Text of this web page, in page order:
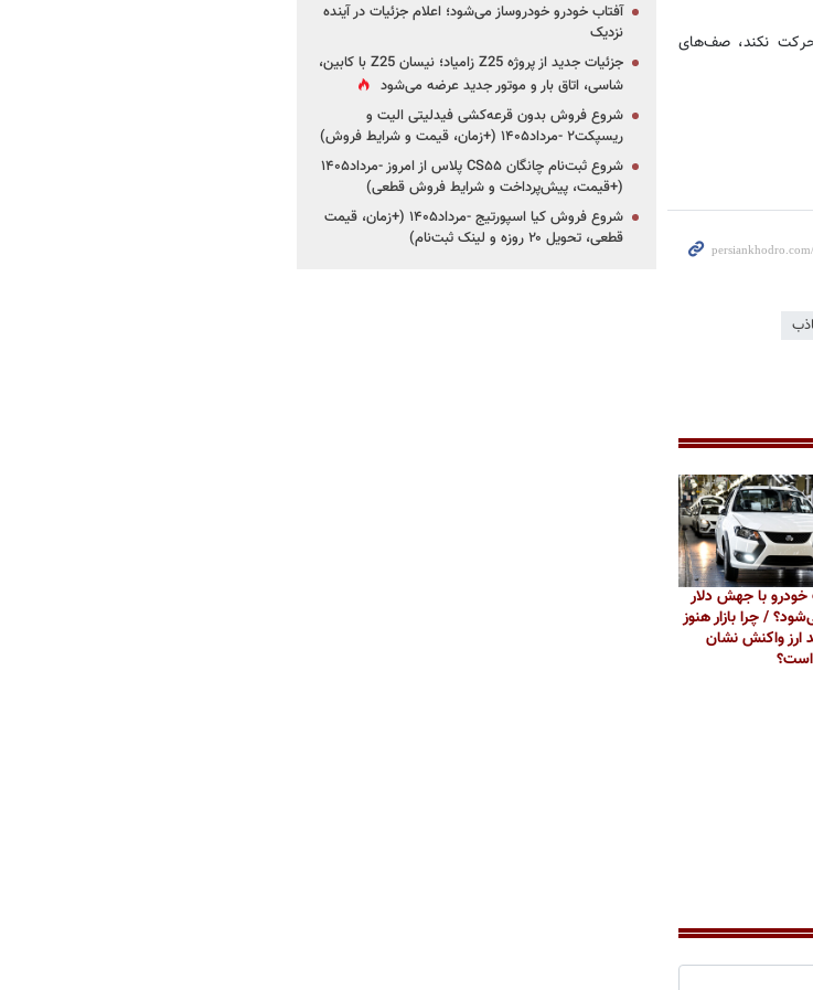
نکند، صف‌های
با جهش دلار
/ چرا بازار هنوز
ارز واکنش نشان
است؟
آفتاب خودرو خودروساز می‌شود؛ اعلام جزئیات در آینده
نزدیک
جزئیات جدید از پروژه Z25 زامیاد؛ نیسان Z25 با کابین،
شاسی، اتاق بار و موتور جدید عرضه می‌شود
شروع فروش بدون قرعه‌کشی فیدلیتی الیت و
ریسپکت۲ -مرداد۱۴۰۵ (+زمان، قیمت و شرایط فروش)
شروع ثبت‌نام چانگان CS۵۵ پلاس از امروز -مرداد۱۴۰۵
(+قیمت، پیش‌پرداخت و شرایط فروش قطعی)
شروع فروش کیا اسپورتیج -مرداد۱۴۰۵ (+زمان، قیمت
قطعی، تحویل ۲۰ روزه و لینک ثبت‌نام)